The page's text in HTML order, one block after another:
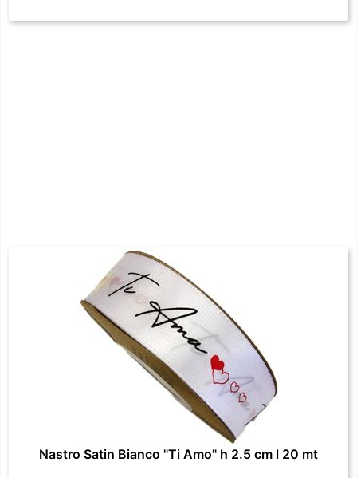
Nastro Satin Bianco "Ti Amo" h 2.5 cm l 20 mt